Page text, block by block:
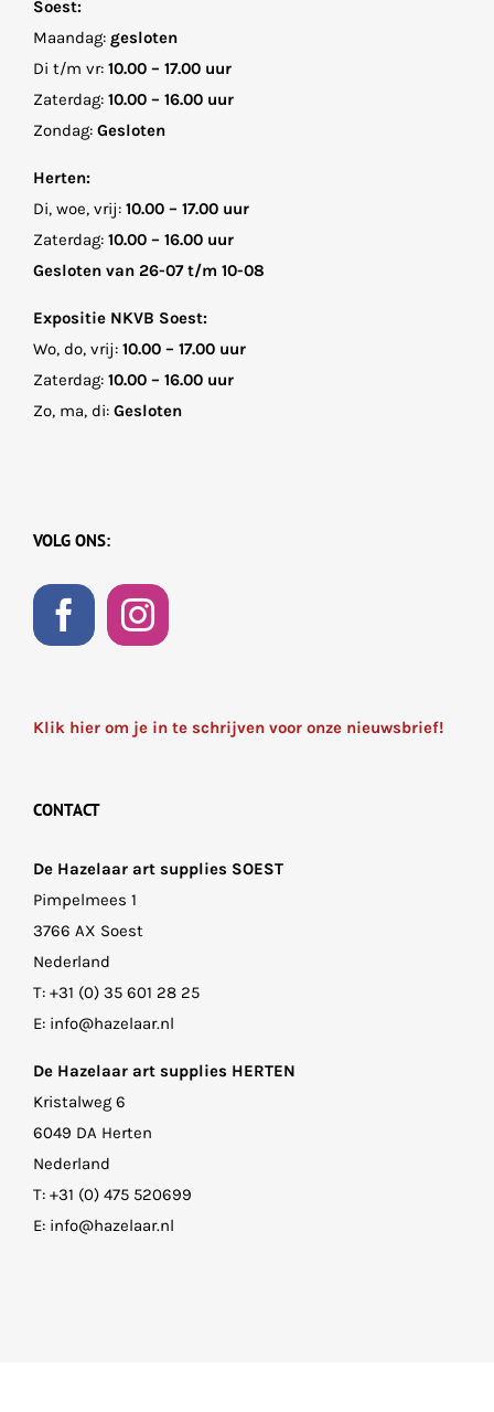
Soest:
Maandag: gesloten
Di t/m vr: 10.00 – 17.00 uur
Zaterdag: 10.00 – 16.00 uur
Zondag: Gesloten
Herten:
Di, woe, vrij: 10.00 – 17.00 uur
Zaterdag: 10.00 – 16.00 uur
Gesloten van 26-07 t/m 10-08
Expositie NKVB Soest:
Wo, do, vrij: 10.00 – 17.00 uur
Zaterdag: 10.00 – 16.00 uur
Zo, ma, di: Gesloten
VOLG ONS:
Klik hier om je in te schrijven voor onze nieuwsbrief!
CONTACT
De Hazelaar art supplies SOEST
Pimpelmees 1
3766 AX Soest
Nederland
T: +31 (0) 35 601 28 25
E: info@hazelaar.nl
De Hazelaar art supplies HERTEN
Kristalweg 6
6049 DA Herten
Nederland
T: +31 (0) 475 520699
E: info@hazelaar.nl